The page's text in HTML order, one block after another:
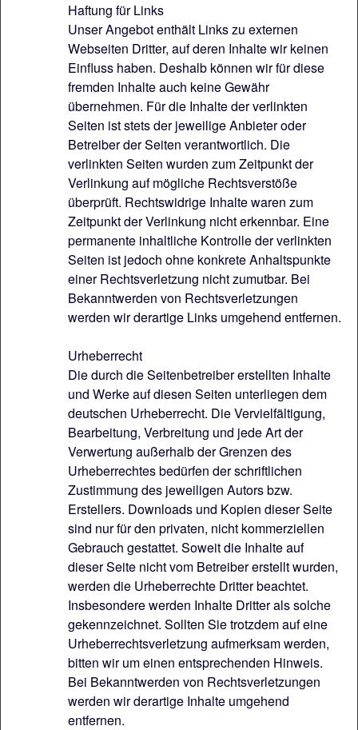
Haftung für Links
Unser Angebot enthält Links zu externen
Webseiten Dritter, auf deren Inhalte wir keinen
Einfluss haben. Deshalb können wir für diese
fremden Inhalte auch keine Gewähr
übernehmen. Für die Inhalte der verlinkten
Seiten ist stets der jeweilige Anbieter oder
Betreiber der Seiten verantwortlich. Die
verlinkten Seiten wurden zum Zeitpunkt der
Verlinkung auf mögliche Rechtsverstöße
überprüft. Rechtswidrige Inhalte waren zum
Zeitpunkt der Verlinkung nicht erkennbar. Eine
permanente inhaltliche Kontrolle der verlinkten
Seiten ist jedoch ohne konkrete Anhaltspunkte
einer Rechtsverletzung nicht zumutbar. Bei
Bekanntwerden von Rechtsverletzungen
werden wir derartige Links umgehend entfernen.
Urheberrecht
Die durch die Seitenbetreiber erstellten Inhalte
und Werke auf diesen Seiten unterliegen dem
deutschen Urheberrecht. Die Vervielfältigung,
Bearbeitung, Verbreitung und jede Art der
Verwertung außerhalb der Grenzen des
Urheberrechtes bedürfen der schriftlichen
Zustimmung des jeweiligen Autors bzw.
Erstellers. Downloads und Kopien dieser Seite
sind nur für den privaten, nicht kommerziellen
Gebrauch gestattet. Soweit die Inhalte auf
dieser Seite nicht vom Betreiber erstellt wurden,
werden die Urheberrechte Dritter beachtet.
Insbesondere werden Inhalte Dritter als solche
gekennzeichnet. Sollten Sie trotzdem auf eine
Urheberrechtsverletzung aufmerksam werden,
bitten wir um einen entsprechenden Hinweis.
Bei Bekanntwerden von Rechtsverletzungen
werden wir derartige Inhalte umgehend
entfernen.